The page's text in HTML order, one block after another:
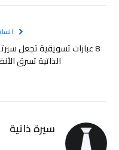
8 عبارات تسويقية تجعل
الذاتية تسرق
سيرة ذاتية